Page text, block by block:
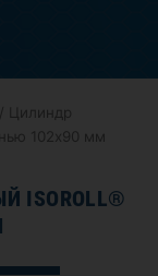
/ Цилиндр
102х90 мм
ISOROLL®